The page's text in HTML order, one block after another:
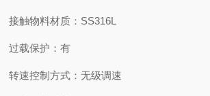
接触物料材质： SS316L
过载保护：有
转速控制方式：无级调速